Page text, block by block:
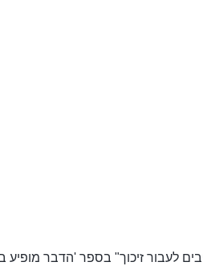
לעבור זיכוך" בספר 'הדבר מופיע